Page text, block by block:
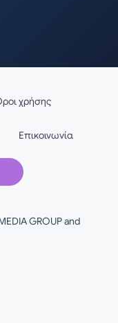
GROUP and
χρήσης
Επικοινωνία